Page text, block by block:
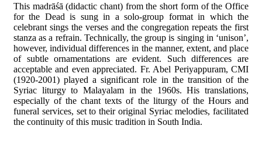
This madrāśā (didactic chant) from the short form of the Office
for the Dead is sung in a solo-group format in which the
celebrant sings the verses and the congregation repeats the first
stanza as a refrain. Technically, the group is singing in ‘unison’,
however, individual differences in the manner, extent, and place
of subtle ornamentations are evident. Such differences are
acceptable and even appreciated. Fr. Abel Periyappuram, CMI
(1920-2001) played a significant role in the transition of the
Syriac liturgy to Malayalam in the 1960s. His translations,
especially of the chant texts of the liturgy of the Hours and
funeral services, set to their original Syriac melodies, facilitated
the continuity of this music tradition in South India.